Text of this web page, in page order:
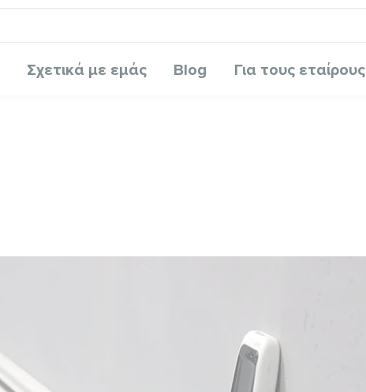
Σχετικά με εμάς Blog Για τους εταίρους